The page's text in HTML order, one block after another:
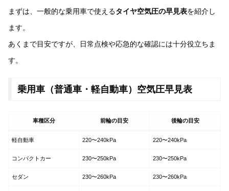
まずは、一般的な乗用車で使えるタイヤ空気圧の早見表を紹介し
ます。
あくまで目安ですが、日常点検や応急的な確認には十分役立ちま
す。
乗用車（普通車・軽自動車）空気圧早見表
車種区分 前輪の目安 後輪の目安
軽自動車 220〜240kPa 220〜240kPa
コンパクトカー 230〜250kPa 230〜250kPa
セダン 230〜260kPa 230〜260kPa